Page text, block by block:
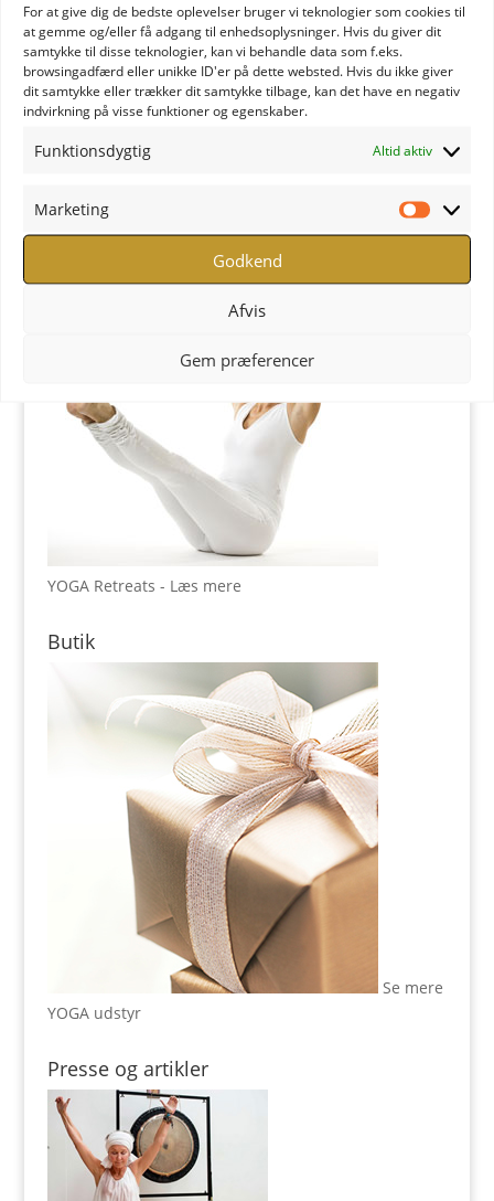
For at give dig de bedste oplevelser bruger vi teknologier som cookies til
at gemme og/eller få adgang til enhedsoplysninger. Hvis du giver dit
samtykke til disse teknologier, kan vi behandle data som f.eks.
browsingadfærd eller unikke ID'er på dette websted. Hvis du ikke giver
dit samtykke eller trækker dit samtykke tilbage, kan det have en negativ
indvirkning på visse funktioner og egenskaber.
Funktionsdygtig Altid aktiv
Marketing
Godkend
Afvis
Gem præferencer
YOGA uddannelse - læs mere
YOGA Retreats
YOGA Retreats - Læs mere
Butik
Se mere
YOGA udstyr
Presse og artikler